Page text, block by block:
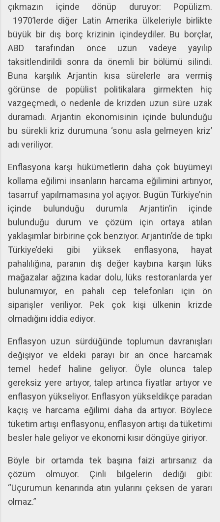
çıkmazın içinde dönüp duruyor: Popülizm.
1970’lerde diğer Latin Amerika ülkeleriyle birlikte
büyük bir dış borç krizinin içindeydiler. Bu borçlar,
ABD tarafından önce uzun vadeye yayılıp
taksitlendirildi sonra da önemli bir bölümü silindi.
Buna karşılık Arjantin kısa sürelerle ara vermiş
görünse de popülist politikalara girmekten hiç
vazgeçmedi, o nedenle de krizden uzun süre uzak
duramadı. Arjantin ekonomisinin içinde bulunduğu
bu sürekli kriz durumuna ‘sonu asla gelmeyen kriz’
adı veriliyor.
Enflasyona karşı hükümetlerin daha çok büyümeyi
kollama eğilimi insanların harcama eğilimini artırıyor,
tasarruf yapılmamasına yol açıyor. Bugün Türkiye’nin
içinde bulunduğu durumla Arjantin’in içinde
bulunduğu durum ve çözüm için ortaya atılan
yaklaşımlar birbirine çok benziyor. Arjantin’de de tıpkı
Türkiye’deki gibi yüksek enflasyona, hayat
pahalılığına, paranın dış değer kaybına karşın lüks
mağazalar ağzına kadar dolu, lüks restoranlarda yer
bulunamıyor, en pahalı cep telefonları için ön
siparişler veriliyor. Pek çok kişi ülkenin krizde
olmadığını iddia ediyor.
Enflasyon uzun sürdüğünde toplumun davranışları
değişiyor ve eldeki parayı bir an önce harcamak
temel hedef haline geliyor. Öyle olunca talep
gereksiz yere artıyor, talep artınca fiyatlar artıyor ve
enflasyon yükseliyor. Enflasyon yükseldikçe paradan
kaçış ve harcama eğilimi daha da artıyor. Böylece
tüketim artışı enflasyonu, enflasyon artışı da tüketimi
besler hale geliyor ve ekonomi kısır döngüye giriyor.
Böyle bir ortamda tek başına faizi artırsanız da
çözüm olmuyor. Çinli bilgelerin dediği gibi:
“Uçurumun kenarında atın yularını çeksen de yararı
olmaz.”